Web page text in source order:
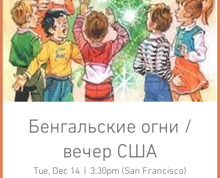
Бенгальские огни /
вечер США
Tue, Dec 14 3:30pm (San Francisco)